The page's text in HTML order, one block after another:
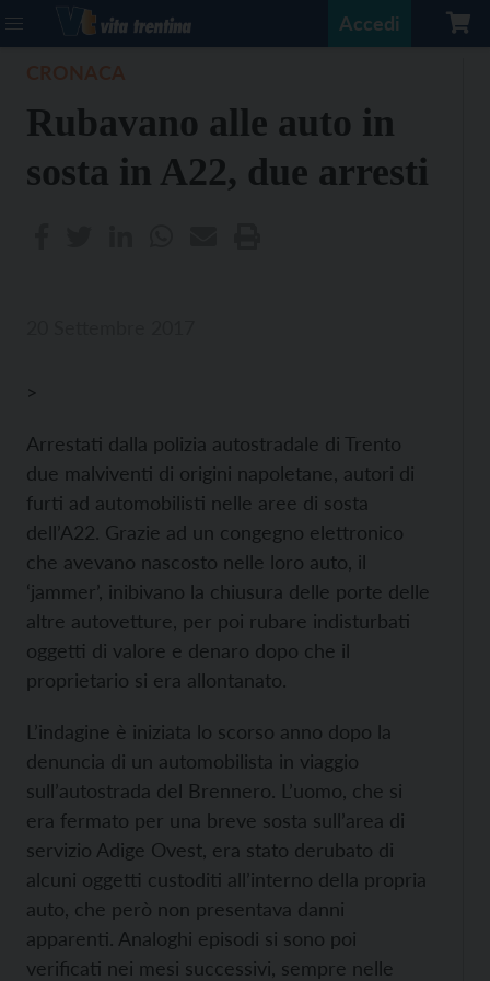
Accedi
Rubavano alle auto in
sosta in A22, due arresti
>
Arrestati dalla polizia autostradale di Trento
due malviventi di origini napoletane, autori di
furti ad automobilisti nelle aree di sosta
dell’A22. Grazie ad un congegno elettronico
che avevano nascosto nelle loro auto, il
‘jammer’, inibivano la chiusura delle porte delle
altre autovetture, per poi rubare indisturbati
oggetti di valore e denaro dopo che il
proprietario si era allontanato.
L’indagine è iniziata lo scorso anno dopo la
denuncia di un automobilista in viaggio
sull’autostrada del Brennero. L’uomo, che si
era fermato per una breve sosta sull’area di
servizio Adige Ovest, era stato derubato di
alcuni oggetti custoditi all’interno della propria
auto, che però non presentava danni
apparenti. Analoghi episodi si sono poi
verificati nei mesi successivi, sempre nelle